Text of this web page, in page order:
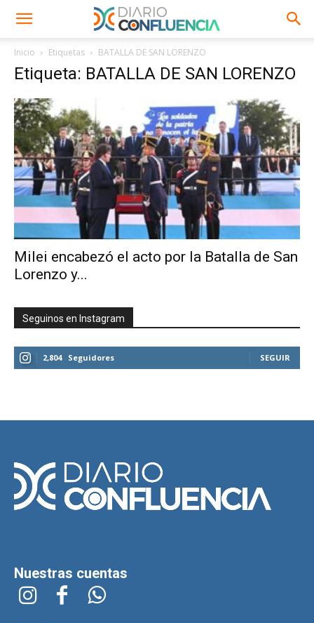
Inicio Etiquetas BATALLA DE SAN LORENZO
Etiqueta: BATALLA DE SAN LORENZO
Milei encabezó el acto por la Batalla de San
Lorenzo y...
Seguinos en Instagram
2,804 Seguidores SEGUIR
Nuestras cuentas